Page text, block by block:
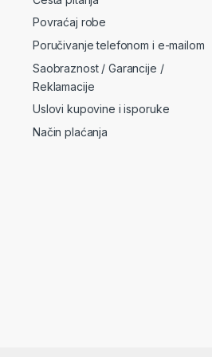
Povraćaj robe
Poručivanje telefonom i e-mailom
Saobraznost / Garancije /
Reklamacije
Uslovi kupovine i isporuke
Način plaćanja